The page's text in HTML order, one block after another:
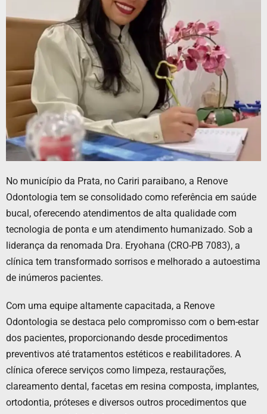
No município da Prata, no Cariri paraibano, a Renove
Odontologia tem se consolidado como referência em saúde
bucal, oferecendo atendimentos de alta qualidade com
tecnologia de ponta e um atendimento humanizado. Sob a
liderança da renomada Dra. Eryohana (CRO-PB 7083), a
clínica tem transformado sorrisos e melhorado a autoestima
de inúmeros pacientes.
Com uma equipe altamente capacitada, a Renove
Odontologia se destaca pelo compromisso com o bem-estar
dos pacientes, proporcionando desde procedimentos
preventivos até tratamentos estéticos e reabilitadores. A
clínica oferece serviços como limpeza, restaurações,
clareamento dental, facetas em resina composta, implantes,
ortodontia, próteses e diversos outros procedimentos que